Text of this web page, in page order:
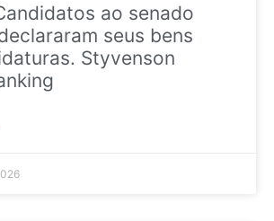
ao senado
seus bens
Styvenson